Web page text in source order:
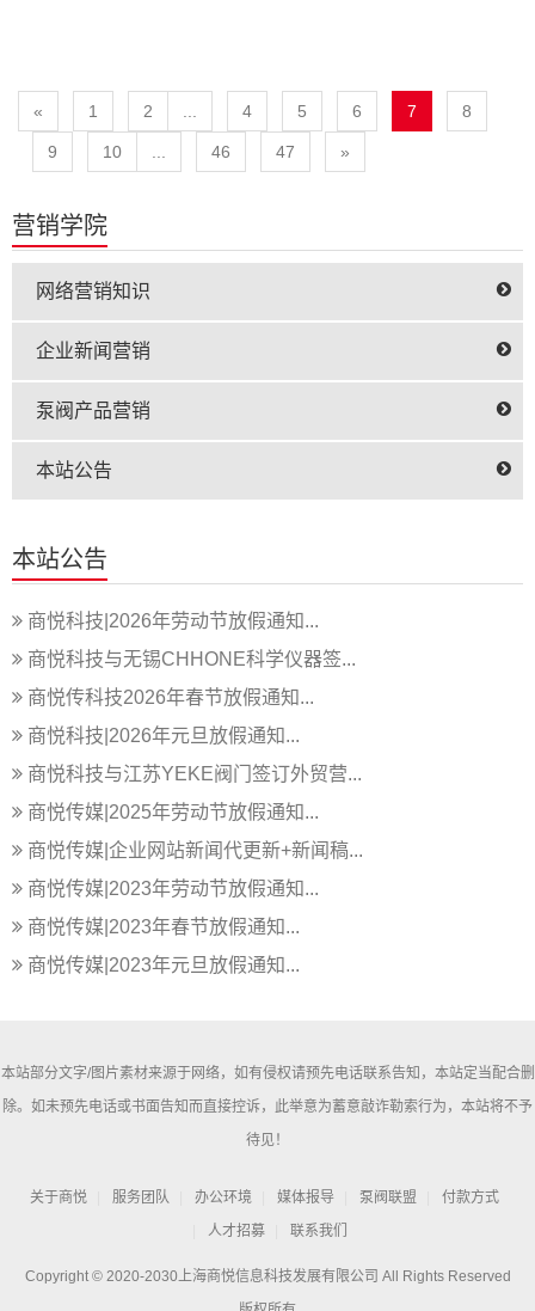
« 1 2 4 5 6 7 8
9 10 46 47 »
营销学院
网络营销知识
企业新闻营销
泵阀产品营销
本站公告
本站公告
商悦科技|2026年劳动节放假通知...
商悦科技与无锡CHHONE科学仪器签...
商悦传科技2026年春节放假通知...
商悦科技|2026年元旦放假通知...
商悦科技与江苏YEKE阀门签订外贸营...
商悦传媒|2025年劳动节放假通知...
商悦传媒|企业网站新闻代更新+新闻稿...
商悦传媒|2023年劳动节放假通知...
商悦传媒|2023年春节放假通知...
商悦传媒|2023年元旦放假通知...
本站部分文字/图片素材来源于网络，如有侵权请预先电话联系告知，本站定当配合删
除。如未预先电话或书面告知而直接控诉，此举意为蓄意敲诈勒索行为，本站将不予
待见！
关于商悦 服务团队 办公环境 媒体报导 泵阀联盟
付款方式
人才招募
联系我们
Copyright © 2020-2030上海商悦信息科技发展有限公司 All Rights Reserved